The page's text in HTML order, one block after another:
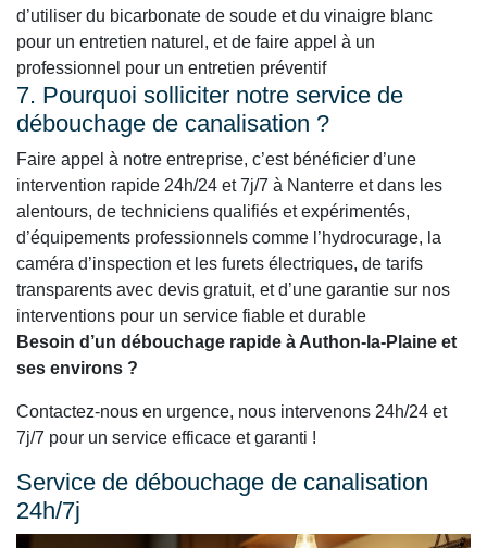
d’utiliser du bicarbonate de soude et du vinaigre blanc
pour un entretien naturel, et de faire appel à un
professionnel pour un entretien préventif
7. Pourquoi solliciter notre service de
débouchage de canalisation ?
Faire appel à notre entreprise, c’est bénéficier d’une
intervention rapide 24h/24 et 7j/7 à Nanterre et dans les
alentours, de techniciens qualifiés et expérimentés,
d’équipements professionnels comme l’hydrocurage, la
caméra d’inspection et les furets électriques, de tarifs
transparents avec devis gratuit, et d’une garantie sur nos
interventions pour un service fiable et durable
Besoin d’un débouchage rapide à Authon-la-Plaine et
ses environs ?
Contactez-nous en urgence, nous intervenons 24h/24 et
7j/7 pour un service efficace et garanti !
Service de débouchage de canalisation
24h/7j